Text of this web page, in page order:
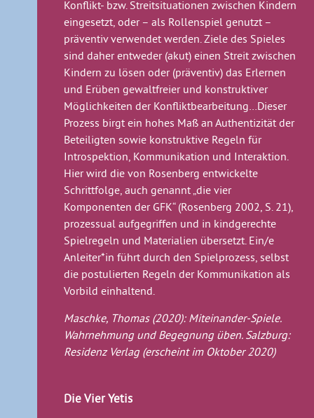
Konflikt- bzw. Streitsituationen zwischen Kindern
eingesetzt, oder – als Rollenspiel genutzt –
präventiv verwendet werden. Ziele des Spieles
sind daher entweder (akut) einen Streit zwischen
Kindern zu lösen oder (präventiv) das Erlernen
und Erüben gewaltfreier und konstruktiver
Möglichkeiten der Konfliktbearbeitung…Dieser
Prozess birgt ein hohes Maß an Authentizität der
Beteiligten sowie konstruktive Regeln für
Introspektion, Kommunikation und Interaktion.
Hier wird die von Rosenberg entwickelte
Schrittfolge, auch genannt „die vier
Komponenten der GFK“ (Rosenberg 2002, S. 21),
prozessual aufgegriffen und in kindgerechte
Spielregeln und Materialien übersetzt. Ein/e
Anleiter*in führt durch den Spielprozess, selbst
die postulierten Regeln der Kommunikation als
Vorbild einhaltend.
Maschke, Thomas (2020): Miteinander-Spiele.
Wahrnehmung und Begegnung üben. Salzburg:
Residenz Verlag (erscheint im Oktober 2020)
Die Vier Yetis